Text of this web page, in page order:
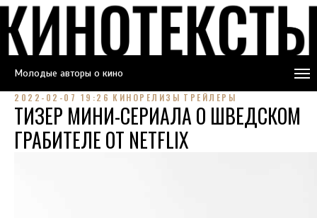
Молодые авторы о кино
2022-02-07 19:26 КИНОРЕЛИЗЫ ТРЕЙЛЕРЫ
ТИЗЕР МИНИ-СЕРИАЛА О ШВЕДСКОМ
ГРАБИТЕЛЕ ОТ NETFLIX